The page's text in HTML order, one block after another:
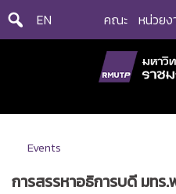
Skip
EN คณะ หน่วยง
Events
การสรรหาอธิการบดี มทร.